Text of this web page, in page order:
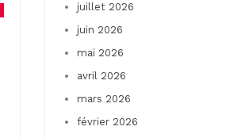
juillet 2026
juin 2026
mai 2026
avril 2026
mars 2026
février 2026